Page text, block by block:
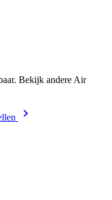
Bekijk andere Air